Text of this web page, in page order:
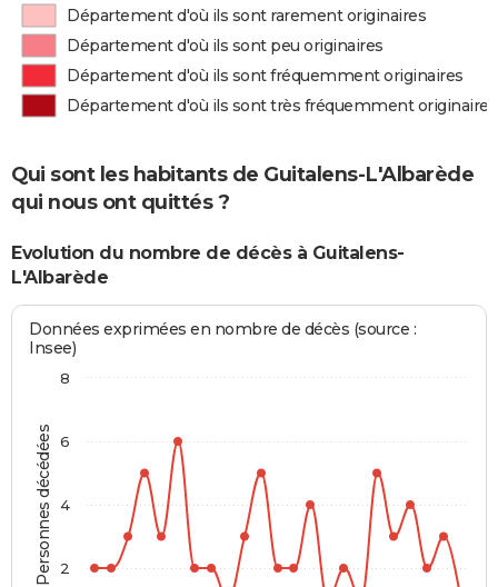
Département d'où ils sont rarement originaires
Département d'où ils sont peu originaires
Département d'où ils sont fréquemment originaires
Département d'où ils sont très fréquemment originaires
Qui sont les habitants de Guitalens-L'Albarède
qui nous ont quittés ?
Evolution du nombre de décès à Guitalens-
L'Albarède
Personnes décédées
Données exprimées en nombre de décès (source :
Insee)
2
4
6
8